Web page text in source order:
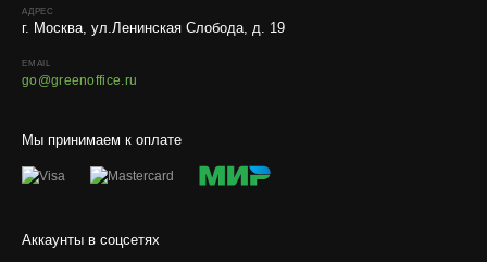
грунты.
Отправляем кашпо, горшки, инвентарь и
Мы принимаем к оплате
Аккаунты в соцсетях
АДРЕС
г. Москва, ул.Ленинская Слобода, д. 19
EMAIL
go@greenoffice.ru